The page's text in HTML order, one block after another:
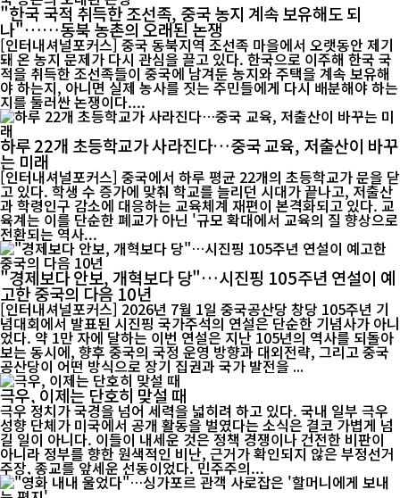
"한국 국적 취득한 조선족, 중국 농지 계속 보유해도 되
나"……동북 농촌의 오래된 논쟁
[인터내셔널포커스] 중국 동북지역 조선족 마을에서 오랫동안 제기
돼 온 농지 문제가 다시 관심을 끌고 있다. 한국으로 이주해 한국 국
적을 취득한 조선족들이 중국에 남겨둔 농지와 주택을 계속 보유해
야 하는지, 아니면 실제 농사를 짓는 주민들에게 다시 배분해야 하는
지를 둘러싼 논쟁이다....
하루 22개 초등학교가 사라진다…중국 교육, 저출산이 바꾸
는 미래
[인터내셔널포커스] 중국에서 하루 평균 22개의 초등학교가 문을 닫
고 있다. 학생 수 증가에 맞춰 학교를 늘리던 시대가 끝나고, 저출산
과 학령인구 감소에 대응하는 교육체계 재편이 본격화되고 있다. 교
육계는 이를 단순한 폐교가 아닌 '규모 확대에서 교육의 질 향상으로
전환되는 역사...
"경제보다 안보, 개혁보다 당"…시진핑 105주년 연설이 예
고한 중국의 다음 10년
[인터내셔널포커스] 2026년 7월 1일 중국공산당 창당 105주년 기
념대회에서 발표된 시진핑 국가주석의 연설은 단순한 기념사가 아니
었다. 약 1만 자에 달하는 이번 연설은 지난 105년의 역사를 되돌아
보는 동시에, 향후 중국의 국정 운영 방향과 대외전략, 그리고 중국
공산당이 어떤 방식으로 장기 집권과 국가 발전을 ...
극우, 이제는 단호히 맞설 때
극우 정치가 국경을 넘어 세력을 넓히려 하고 있다. 국내 일부 극우
성향 단체가 미국에서 공개 활동을 벌였다는 소식은 결코 가볍게 넘
길 일이 아니다. 이들이 내세운 것은 정책 경쟁이나 건전한 비판이
아니라 정부를 향한 원색적인 비난, 근거가 확인되지 않은 부정선거
주장, 종교를 앞세운 선동이었다. 민주주의...